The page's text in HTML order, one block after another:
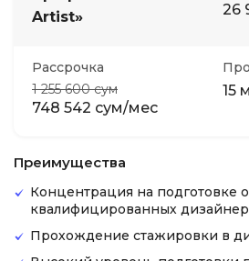
Artist»
26
Рассрочка
1 255 600 сум
748 542 сум/мес
15
Преимущества
Концентрация на подготовке
квалифицированных
Прохождение стажировки в